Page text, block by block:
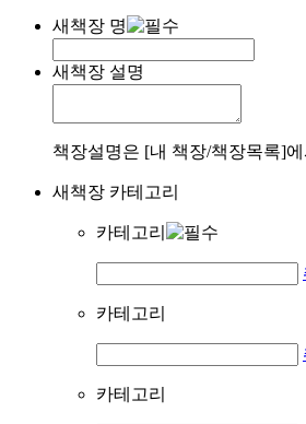
새책장 명
새책장 설명
책장설명은 [내 책장/책장목록]
새책장 카테고리
카테고리
카테고리
카테고리